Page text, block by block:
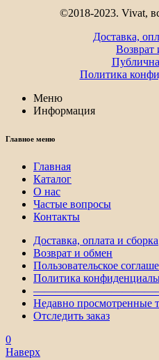
©2018-2023. Vivat,
Доставка,
Возврат
Политика
Меню
Информация
Главное меню
Главная
Каталог
О нас
Частые вопросы
Контакты
Доставка, оплата и сборка
Возврат и обмен
Пользовательское
Политика
Недавно просмотренные
Отследить заказ
0
Наверх